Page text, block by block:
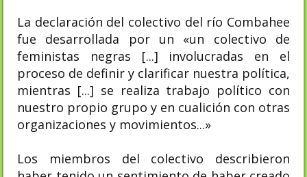
La declaración del colectivo del río Combahee
fue desarrollada por un «un colectivo de
feministas negras [...] involucradas en el
proceso de definir y clarificar nuestra política,
mientras [...] se realiza trabajo político con
nuestro propio grupo y en cualición con otras
organizaciones y movimientos...»
Los miembros del colectivo describieron